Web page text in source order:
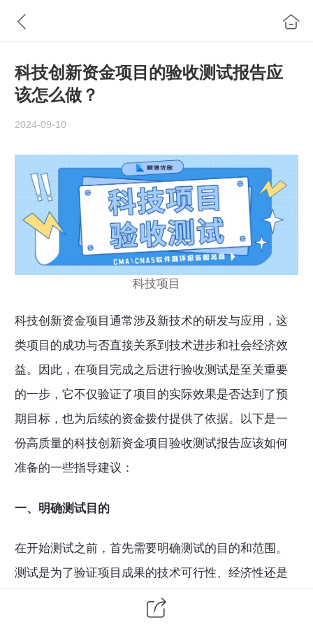
科技创新资金项目的验收测试报告应
该怎么做？
2024-09-10
科技项目
科技创新资金项目通常涉及新技术的研发与应用，这
类项目的成功与否直接关系到技术进步和社会经济效
益。因此，在项目完成之后进行验收测试是至关重要
的一步，它不仅验证了项目的实际效果是否达到了预
期目标，也为后续的资金拨付提供了依据。以下是一
份高质量的科技创新资金项目验收测试报告应该如何
准备的一些指导建议：
一、明确测试目的
在开始测试之前，首先需要明确测试的目的和范围。
测试是为了验证项目成果的技术可行性、经济性还是
市场适应性？或者三者兼而有之？明确这一点有助于
后续制定详细的测试计划。